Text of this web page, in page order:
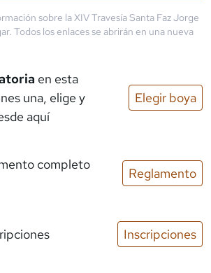
sobre laXIV Travesía Santa Faz Jorge
Todos los enlaces se abrirán en una nueva
en esta
una, elige y
aquí
Elegir boya
completo
Reglamento
Inscripciones